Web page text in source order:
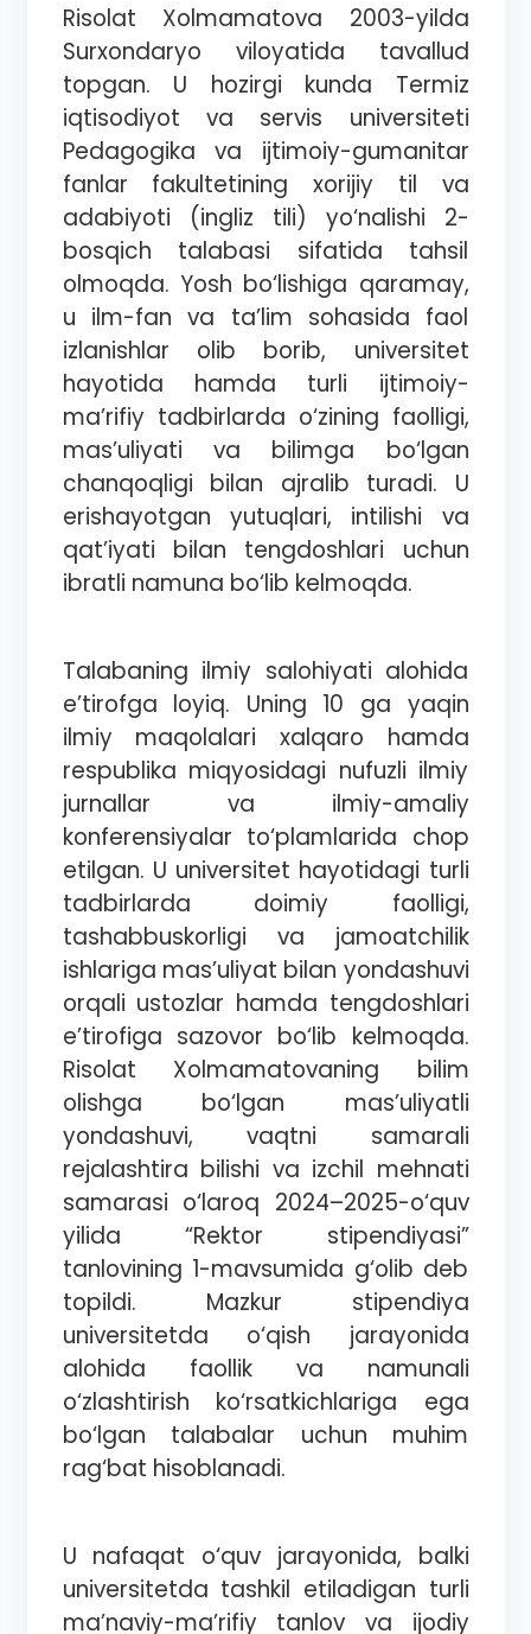
Risolat Xolmamatova 2003-yilda
Surxondaryo viloyatida tavallud
topgan. U hozirgi kunda Termiz
iqtisodiyot va servis universiteti
Pedagogika va ijtimoiy-gumanitar
fanlar fakultetining xorijiy til va
adabiyoti (ingliz tili) yo‘nalishi 2-
bosqich talabasi sifatida tahsil
olmoqda. Yosh bo‘lishiga qaramay,
u ilm-fan va ta’lim sohasida faol
izlanishlar olib borib, universitet
hayotida hamda turli ijtimoiy-
ma’rifiy tadbirlarda o‘zining faolligi,
mas’uliyati va bilimga bo‘lgan
chanqoqligi bilan ajralib turadi. U
erishayotgan yutuqlari, intilishi va
qat’iyati bilan tengdoshlari uchun
ibratli namuna bo‘lib kelmoqda.
Talabaning ilmiy salohiyati alohida
e’tirofga loyiq. Uning 10 ga yaqin
ilmiy maqolalari xalqaro hamda
respublika miqyosidagi nufuzli ilmiy
jurnallar va ilmiy-amaliy
konferensiyalar to‘plamlarida chop
etilgan. U universitet hayotidagi turli
tadbirlarda doimiy faolligi,
tashabbuskorligi va jamoatchilik
ishlariga mas’uliyat bilan yondashuvi
orqali ustozlar hamda tengdoshlari
e’tirofiga sazovor bo‘lib kelmoqda.
Risolat Xolmamatovaning bilim
olishga bo‘lgan mas’uliyatli
yondashuvi, vaqtni samarali
rejalashtira bilishi va izchil mehnati
samarasi o‘laroq 2024–2025-o‘quv
yilida “Rektor stipendiyasi”
tanlovining 1-mavsumida g‘olib deb
topildi. Mazkur stipendiya
universitetda o‘qish jarayonida
alohida faollik va namunali
o‘zlashtirish ko‘rsatkichlariga ega
bo‘lgan talabalar uchun muhim
rag‘bat hisoblanadi.
U nafaqat o‘quv jarayonida, balki
universitetda tashkil etiladigan turli
ma’naviy-ma’rifiy tanlov va ijodiy